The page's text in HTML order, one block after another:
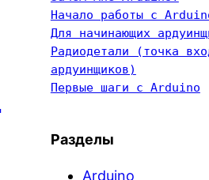
Начало работы с
Для начинающих
Радиодетали (точка
ардуинщиков)
Первые шаги с Arduino
Разделы
Arduino